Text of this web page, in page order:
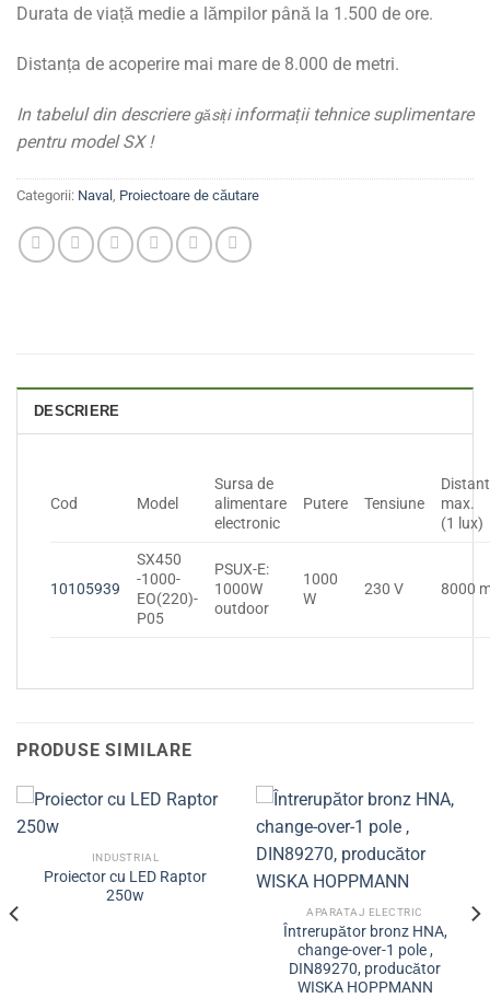
Durata de viață medie a lămpilor până la 1.500 de ore.
Distanța de acoperire mai mare de 8.000 de metri.
In tabelul din descrieregăsițiinformații tehnice suplimentare
pentru model SX !
Categorii: Naval Proiectoare de căutare
DESCRIERE
Cod Model
Sursa de
alimentare
electronic
Putere Tensiune
max.
(1 lux)
10105939
SX450
-1000-
EO(220)-
P05
PSUX-E:
1000W
outdoor
1000
W
230 V 8000
PRODUSE SIMILARE
INDUSTRIAL
Proiector cu LED Raptor
250w
APARATAJ ELECTRIC
Întrerupător bronz HNA,
change-over-1 pole ,
DIN89270, producător
WISKA HOPPMANN